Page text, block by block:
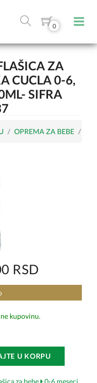
0
ZA
CUCLA 0-6,
SIFRA
OPREMA ZA BEBE
RSD
kupovinu.
U KORPU
za bebe
0-6 meseci